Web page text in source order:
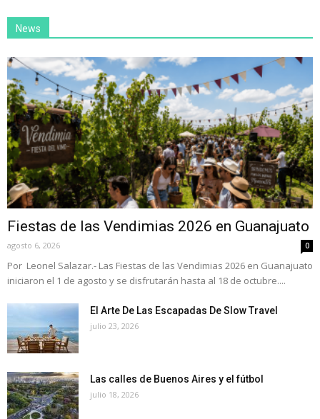
News
Fiestas de las Vendimias 2026 en Guanajuato
agosto 6, 2026 0
Por Leonel Salazar.- Las Fiestas de las Vendimias 2026 en Guanajuato
iniciaron el 1 de agosto y se disfrutarán hasta al 18 de octubre....
El Arte De Las Escapadas De Slow Travel
julio 23, 2026
Las calles de Buenos Aires y el fútbol
julio 18, 2026